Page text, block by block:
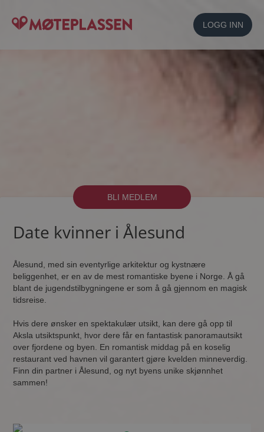
LOGG INN
BLI MEDLEM
Date kvinner i Ålesund
Ålesund, med sin eventyrlige arkitektur og kystnære
beliggenhet, er en av de mest romantiske byene i Norge. Å gå
blant de jugendstilbygningene er som å gå gjennom en magisk
tidsreise.
Hvis dere ønsker en spektakulær utsikt, kan dere gå opp til
Aksla utsiktspunkt, hvor dere får en fantastisk panoramautsikt
over fjordene og byen. En romantisk middag på en koselig
restaurant ved havnen vil garantert gjøre kvelden minneverdig.
Finn din partner i Ålesund, og nyt byens unike skjønnhet
sammen!